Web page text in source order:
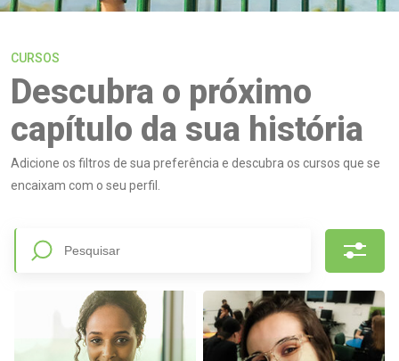
CURSOS
Descubra o próximo
capítulo da sua história
Adicione os filtros de sua preferência e descubra os cursos que se
encaixam com o seu perfil.